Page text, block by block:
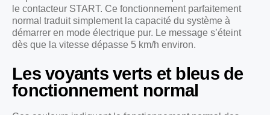
le contacteur START. Ce fonctionnement parfaitement
normal traduit simplement la capacité du système à
démarrer en mode électrique pur. Le message s’éteint
dès que la vitesse dépasse 5 km/h environ.
Les voyants verts et bleus de
fonctionnement normal